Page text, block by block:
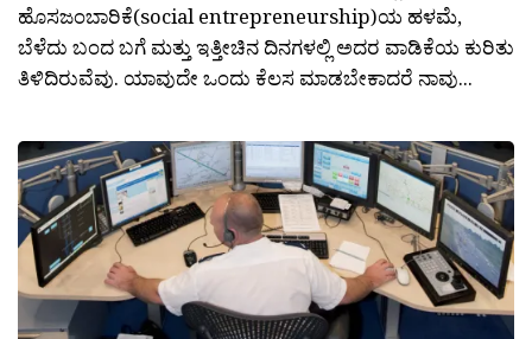
ಹೊಸಜಂಬಾರಿಕೆ(social entrepreneurship)ಯ ಹಳಮೆ,
ಬೆಳೆದು ಬಂದ ಬಗೆ ಮತ್ತು ಇತ್ತೀಚಿನ ದಿನಗಳಲ್ಲಿ ಅದರ ವಾಡಿಕೆಯ ಕುರಿತು
ತಿಳಿದಿರುವೆವು. ಯಾವುದೇ ಒಂದು ಕೆಲಸ ಮಾಡಬೇಕಾದರೆ ನಾವು...